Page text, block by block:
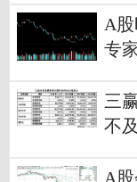
A股
专
三
不
A